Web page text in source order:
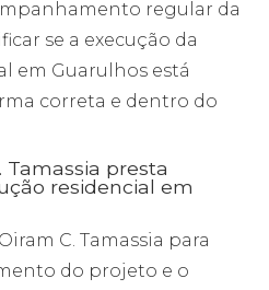
regular da
se a execução da
em Guarulhos está
correta e dentro do
Tamassia presta
residencial em
C. Tamassia para
do projeto e o